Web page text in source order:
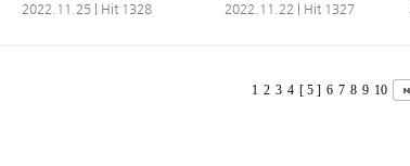
2022.11.25
Hit 1328
2022.11.22
Hit 1327
1 2 3 4 [ 5 ] 6 7 8 9 10